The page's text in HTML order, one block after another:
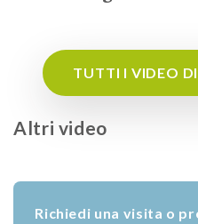
TUTTI I VIDEO
Altri video
Richiedi una visita o